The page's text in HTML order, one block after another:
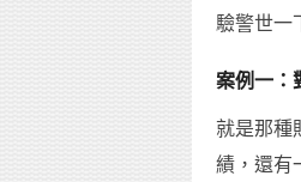
驗警世一
案例一：
就是那種
績，還有